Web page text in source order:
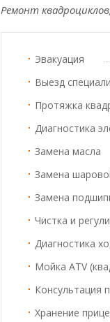
Ремонт
Эвакуация
Выезд
Протяжка
Диагностика
Замена масла
Замена
Замена
Чистка и
Диагностика
Мойка ATV
Консультация
Хранение